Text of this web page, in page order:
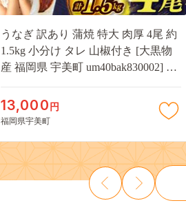
うなぎ 訳あり 蒲焼 特大 肉厚 4尾 約
1.5kg 小分け タレ 山椒付き [大黒物
産 福岡県 宇美町 um40bak830002] 不
うなぎ蒲焼 鰻蒲焼き 蒲焼き かば焼
き 真空パック 個包装 冷凍 13000
13,000 円
福岡県宇美町